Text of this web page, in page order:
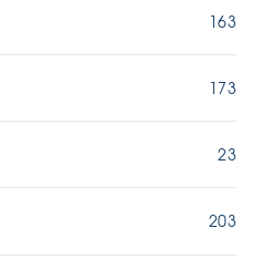
163
173
23
203